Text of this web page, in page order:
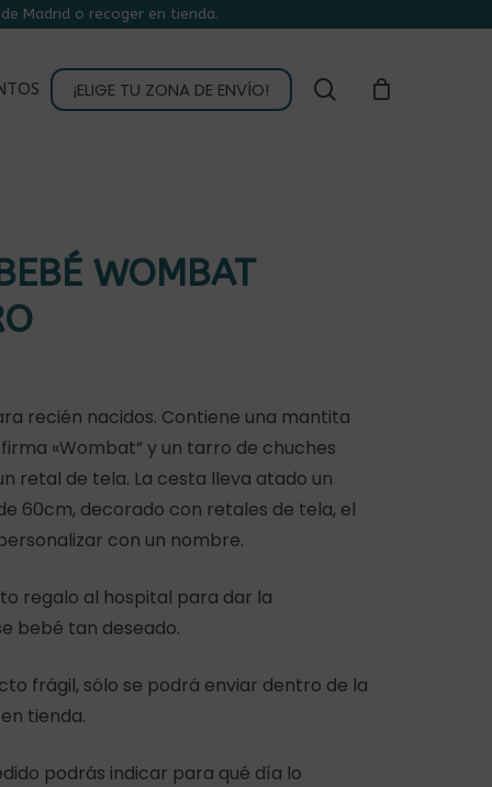
Madrid o recoger en tienda.
¡ELIGE TU ZONA DE ENVÍO! buscar
WOMBAT
recién nacidos. Contiene una mantita
«Wombat” y un tarro de chuches
retal de tela. La cesta lleva atado un
60cm, decorado con retales de tela, el
con un nombre.
regalo al hospital para dar la
bebé tan deseado.
frágil, sólo se podrá enviar dentro de la
tienda.
podrás indicar para qué día lo